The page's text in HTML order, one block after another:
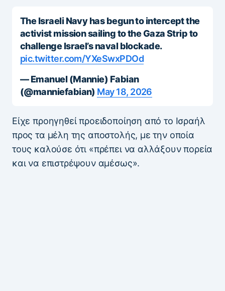
The Israeli Navy has begun to intercept the
activist mission sailing to the Gaza Strip to
challenge Israel’s naval blockade.
pic.twitter.com/YXeSwxPDOd
— Emanuel (Mannie) Fabian
(@manniefabian) May 18, 2026
Είχε προηγηθεί προειδοποίηση από το Ισραήλ
προς τα μέλη της αποστολής, με την οποία
τους καλούσε ότι «πρέπει να αλλάξουν πορεία
και να επιστρέψουν αμέσως».